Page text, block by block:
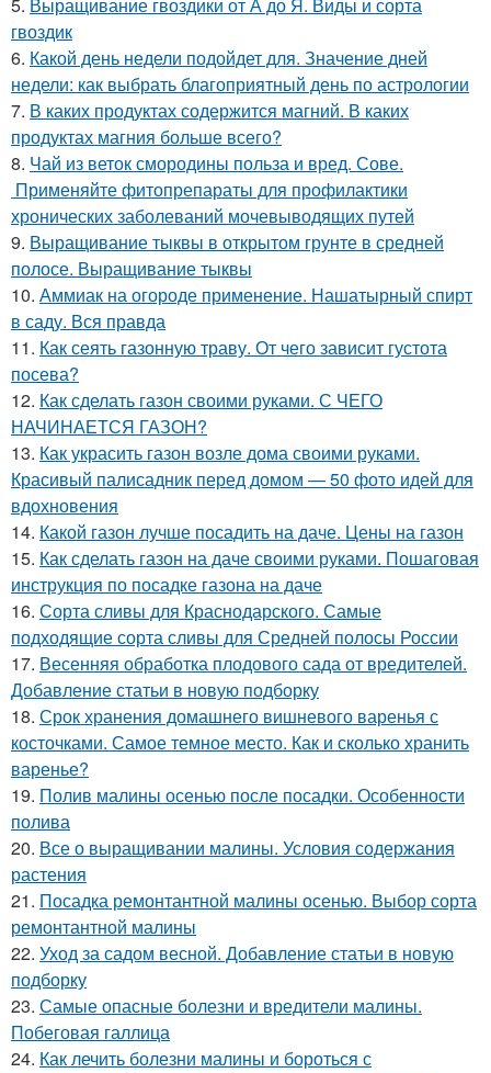
гвоздик
6. Какой день недели подойдет для. Значение дней
недели: как выбрать благоприятный день по астрологии
7. В каких продуктах содержится магний. В каких
продуктах магния больше всего?
8. Чай из веток смородины польза и вред. Сове.
Применяйте фитопрепараты для профилактики
хронических заболеваний мочевыводящих путей
9. Выращивание тыквы в открытом грунте в средней
полосе. Выращивание тыквы
10. Аммиак на огороде применение. Нашатырный спирт
в саду. Вся правда
11. Как сеять газонную траву. От чего зависит густота
посева?
12. Как сделать газон своими руками. С ЧЕГО
НАЧИНАЕТСЯ ГАЗОН?
13. Как украсить газон возле дома своими руками.
Красивый палисадник перед домом — 50 фото идей для
вдохновения
14. Какой газон лучше посадить на даче. Цены на газон
15. Как сделать газон на даче своими руками. Пошаговая
инструкция по посадке газона на даче
16. Сорта сливы для Краснодарского. Самые
подходящие сорта сливы для Средней полосы России
17. Весенняя обработка плодового сада от вредителей.
Добавление статьи в новую подборку
18. Срок хранения домашнего вишневого варенья с
косточками. Самое темное место. Как и сколько хранить
варенье?
19. Полив малины осенью после посадки. Особенности
полива
20. Все о выращивании малины. Условия содержания
растения
21. Посадка ремонтантной малины осенью. Выбор сорта
ремонтантной малины
22. Уход за садом весной. Добавление статьи в новую
подборку
23. Самые опасные болезни и вредители малины.
Побеговая галлица
24. Как лечить болезни малины и бороться с